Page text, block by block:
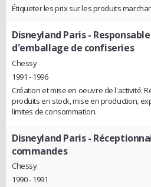
Étiqueter les prix sur les produits
Disneyland Paris-
d'emballage de confiseries
Chessy
1991 - 1996
Création et mise en oeuvre de l'activité.
produits en stock, mise en production,
limites de consommation.
Disneyland Paris-
commandes
Chessy
1990 - 1991